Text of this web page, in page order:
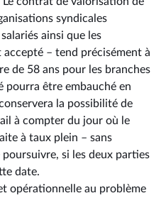
syndicales
ainsi que les
– tend précisément à
de 58 ans pour les branches
pourra être embauché en
la possibilité de
à compter du jour où le
à taux plein –⁠ sans
si les deux parties
date.
opérationnelle au problème